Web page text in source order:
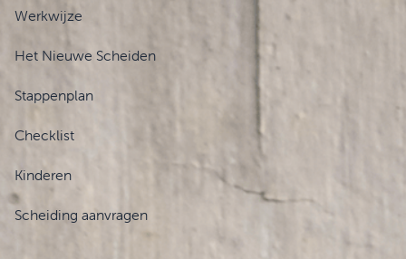
Werkwijze
Het Nieuwe Scheiden
Stappenplan
Checklist
Kinderen
Scheiding aanvragen